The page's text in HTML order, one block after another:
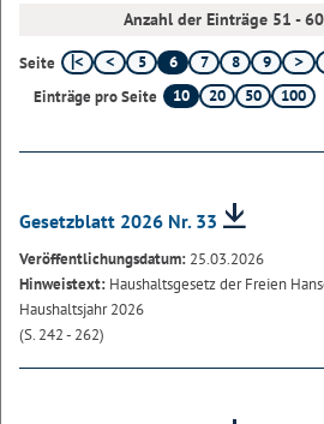
Anzahl der Einträge 51 -
Seite 5 6 7 8
9
Einträge pro Seite
10 20 50 100
Gesetzblatt 2026 Nr. 33
Veröffentlichungsdatum: 25.03.2026
Hinweistext: Haushaltsgesetz der Freien
Haushaltsjahr 2026
(S. 242 - 262)